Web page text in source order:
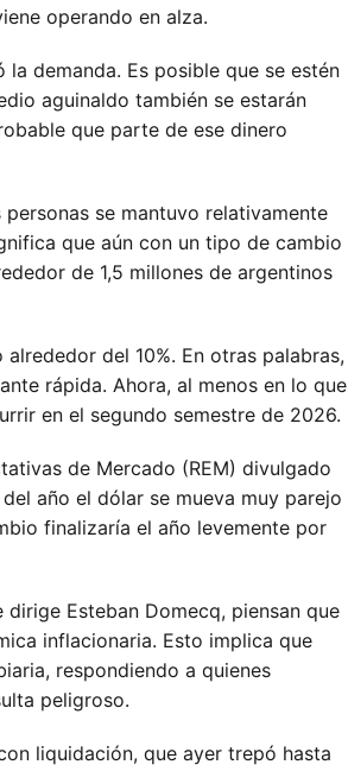
operando en alza.
demanda. Es posible que se estén
aguinaldo también se estarán
que parte de ese dinero
se mantuvo relativamente
que aún con un tipo de cambio
de 1,5 millones de argentinos
del 10%. En otras palabras,
rápida. Ahora, al menos en lo que
en el segundo semestre de 2026.
de Mercado (REM) divulgado
año el dólar se mueva muy parejo
finalizaría el año levemente por
Esteban Domecq, piensan que
inflacionaria. Esto implica que
respondiendo a quienes
peligroso.
liquidación, que ayer trepó hasta